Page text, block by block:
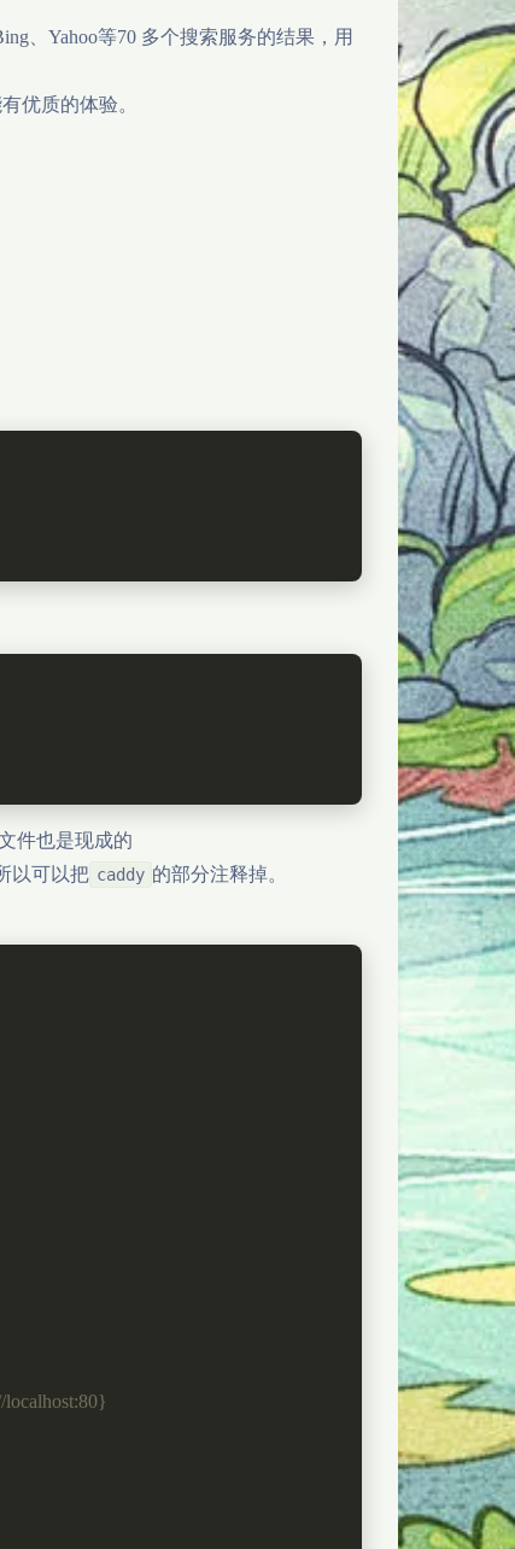
、Yahoo等70 多个搜索服务的结果，用
优质的体验。
件也是现成的
以可以把 caddy 的部分注释掉。